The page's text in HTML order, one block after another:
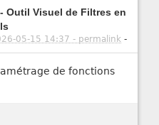
Outil Visuel de Filtres en
05-15 14:37 - permalink -
de fonctions